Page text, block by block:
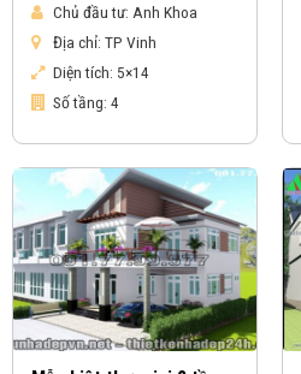
Chủ đầu tư: Anh Khoa
Địa chỉ: TP Vinh
Diện tích: 5×14
Số tầng: 4